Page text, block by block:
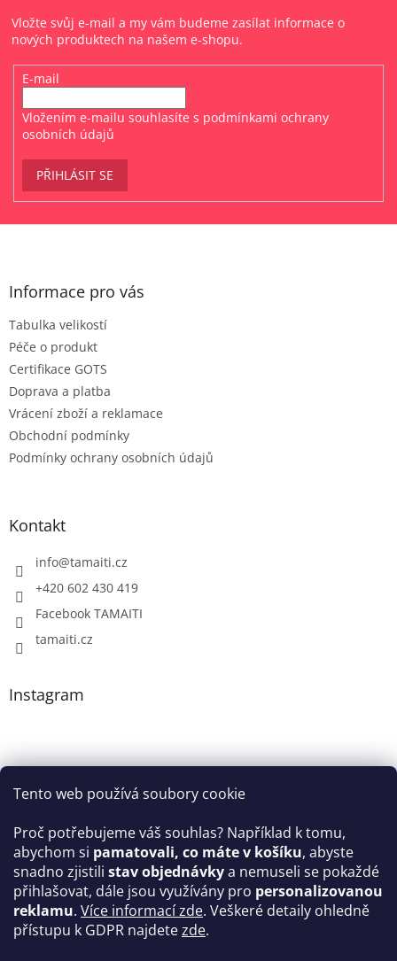
Tento web používá soubory cookie
Proč potřebujeme váš souhlas? Například k tomu,
abychom si pamatovali, co máte v košíku, abyste
snadno zjistili stav objednávkya nemuseli se pokaždé
přihlašovat, dále jsou využívány pro personalizovanou
reklamu. Více informací zde. Veškeré detaily ohledně
přístupu k GDPR najdetezde.
Vložte svůj e-mail a my vám budeme zasílat informace o
nových produktech na našem e-shopu.
E-mail
Vložením e-mailu souhlasíte s podmínkami ochrany
osobních údajů
PŘIHLÁSIT SE
Z
Informace pro vás
Tabulka velikostí
Péče o produkt
Certifikace GOTS
Doprava a platba
Vrácení zboží a reklamace
Obchodní podmínky
Podmínky ochrany osobních údajů
Kontakt
info@tamaiti.cz
+420 602 430 419
Facebook TAMAITI
tamaiti.cz
Instagram
Sledovat na Instagramu
Facebook